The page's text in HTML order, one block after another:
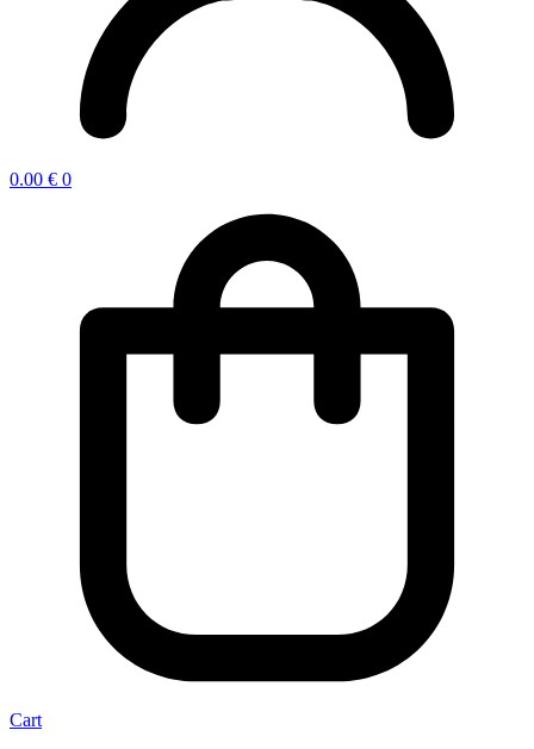
0.00 € 0
Cart